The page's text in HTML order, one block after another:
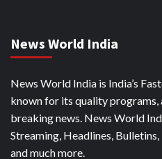
News World India
News World India is India’s
known for its quality programs,
breaking news. News World
Streaming, Headlines,
and much more.